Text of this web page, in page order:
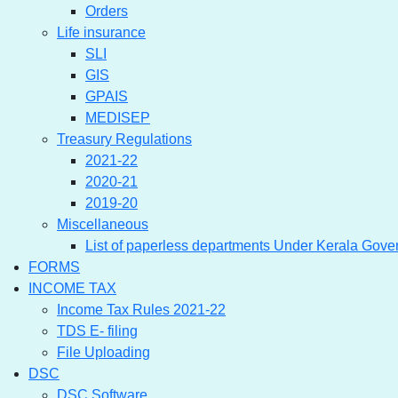
Orders
Life insurance
SLI
GIS
GPAIS
MEDISEP
Treasury Regulations
2021-22
2020-21
2019-20
Miscellaneous
List of paperless departments Under Kerala
FORMS
INCOME TAX
Income Tax Rules 2021-22
TDS E- filing
File Uploading
DSC
DSC Software